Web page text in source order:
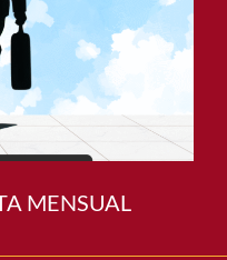
MENSUAL